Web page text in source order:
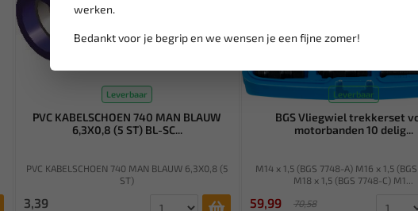
werken.
Bedankt voor je begrip en we wensen je een fijne zomer!
Leverbaar
PVC KABELSCHOEN 740 MAN BLAUW
6,3X0,8 (5 ST) BL-SC...
PVC KABELSCHOEN 740 MAN BLAUW 6,3X0,8 (5
ST)
3,39
Leverbaar
BGS Vliegwiel trekkerset
motorbanden 10 delig...
M14 x 1,5 (BGS 7748-A) M16 x 1,5
M18 x 1,5 (BGS 7748-C) M1...
59,99
70,58